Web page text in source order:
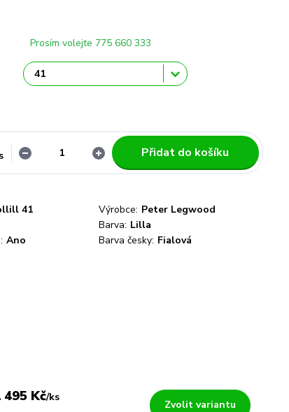
Prosím volejte 775 660 333
Přidat do košíku
41 Výrobce: Peter Legwood
Barva: Lilla
Ano Barva česky: Fialová
495 Kč/ks
Zvolit variantu